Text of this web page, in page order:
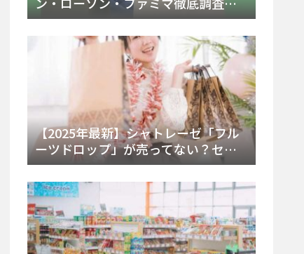
ドンキや薬局、Amazon楽天で買う方
法まとめ
【2025年最新】シャトレーゼ「フル
ーツドロップ」が売ってない？セブ
ンでの販売終了理由と代替アイスを
徹底解説！